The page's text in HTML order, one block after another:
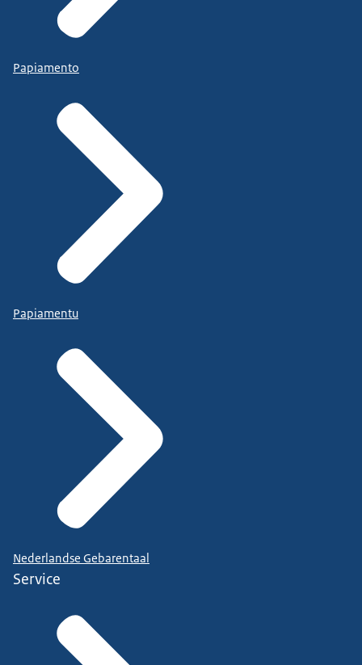
Papiamento
Papiamentu
Nederlandse Gebarentaal
Service